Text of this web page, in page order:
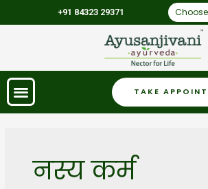
+91 84323 29371
TAKE
नस्य कर्म